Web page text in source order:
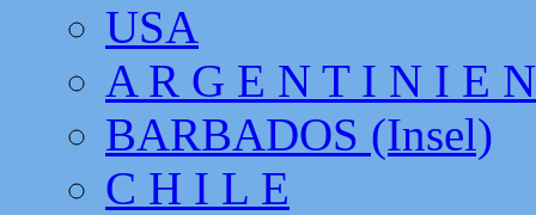
USA
A R G E N T I N I E N
BARBADOS (Insel)
C H I L E